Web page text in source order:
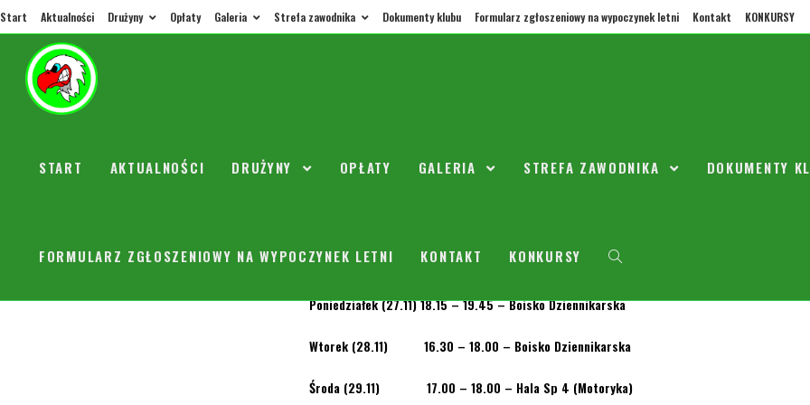
Start Aktualności Drużyny Opłaty Galeria Strefa zawodnika Dokumenty klubu Formularz zgłoszeniowy na wypoczynek letni Kontakt KONKURSY
START AKTUALNOŚCI DRUŻYNY OPŁATY GALERIA STREFA ZAWODNIKA DOKUMENTY
FORMULARZ ZGŁOSZENIOWY NA WYPOCZYNEK LETNI KONTAKT KONKURSY
2005 I trenuje !!!
Treningi 27.11.17r – 3.12.17r
Poniedziałek (27.11) 18.15 – 19.45 – Boisko Dziennikarska
Wtorek (28.11) 16.30 – 18.00 – Boisko Dziennikarska
Środa (29.11) 17.00 – 18.00 – Hala Sp 4 (Motoryka)